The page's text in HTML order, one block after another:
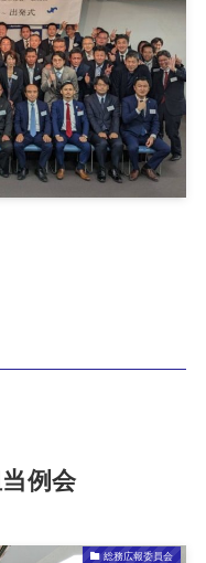
例会
総務広報委員会